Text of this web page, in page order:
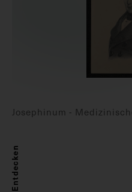
Josephinum -
Entdecken